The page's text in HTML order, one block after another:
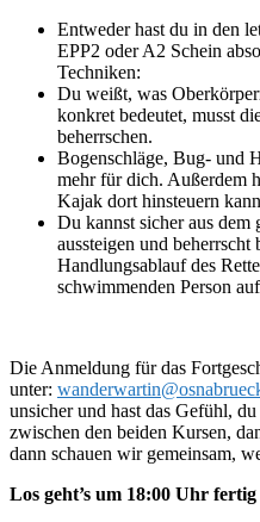
Entweder hast du in den
EPP2 oder A2 Schein
Techniken:
Du weißt, was
konkret bedeutet, musst
beherrschen.
Bogenschläge, Bug- und
mehr für dich. Außerdem
Kajak dort hinsteuern
Du kannst sicher aus
aussteigen und
Handlungsablauf des
schwimmenden Person
Die Anmeldung für das
unter:
unsicher und hast das Gefühl,
zwischen den beiden Kursen,
dann schauen wir gemeinsam,
Los geht’s um 18:00 Uhr